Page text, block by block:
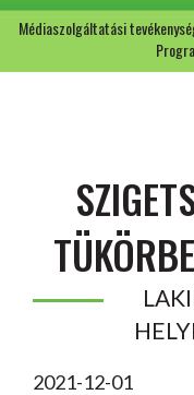
Médiaszolgáltatási
2021-12-01